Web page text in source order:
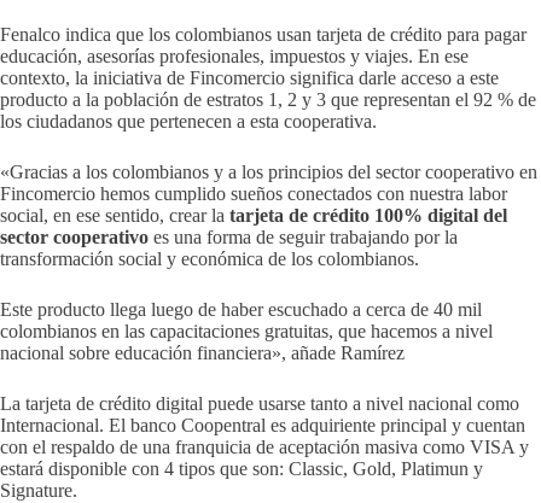
Fenalco indica que los colombianos usan tarjeta de crédito para pagar
educación, asesorías profesionales, impuestos y viajes. En ese
contexto, la iniciativa de Fincomercio significa darle acceso a este
producto a la población de estratos 1, 2 y 3 que representan el 92 % de
los ciudadanos que pertenecen a esta cooperativa.
«Gracias a los colombianos y a los principios del sector cooperativo en
Fincomercio hemos cumplido sueños conectados con nuestra labor
social, en ese sentido, crear la tarjeta de crédito 100% digital del
sector cooperativo es una forma de seguir trabajando por la
transformación social y económica de los colombianos.
Este producto llega luego de haber escuchado a cerca de 40 mil
colombianos en las capacitaciones gratuitas, que hacemos a nivel
nacional sobre educación financiera», añade Ramírez
La tarjeta de crédito digital puede usarse tanto a nivel nacional como
Internacional. El banco Coopentral es adquiriente principal y cuentan
con el respaldo de una franquicia de aceptación masiva como VISA y
estará disponible con 4 tipos que son: Classic, Gold, Platimun y
Signature.